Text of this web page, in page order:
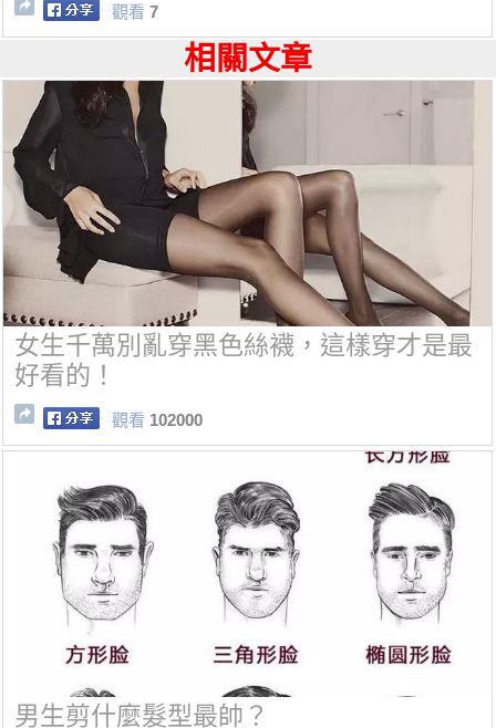
觀看 7
相關文章
女生千萬別亂穿黑色絲襪，這樣穿才是最
好看的！
觀看 102000
男生剪什麼髮型最帥？